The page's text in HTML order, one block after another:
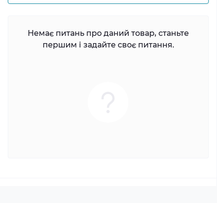
Немає питань про даний товар, станьте
першим і задайте своє питання.